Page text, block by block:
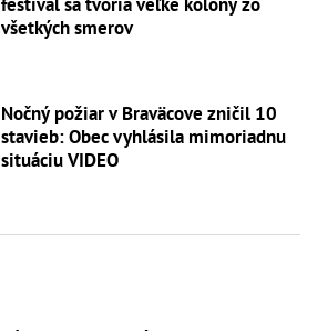
všetkých smerov
Nočný požiar v Braväcove zničil 10
stavieb: Obec vyhlásila mimoriadnu
situáciu VIDEO